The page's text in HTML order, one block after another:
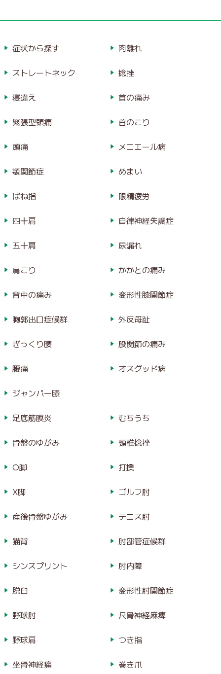
症状から探す
ストレートネック
寝違え
緊張型頭痛
頭痛
顎関節症
ばね指
四十肩
五十肩
肩こり
背中の痛み
胸郭出口症候群
ぎっくり腰
腰痛
ジャンパー膝
肉離れ
捻挫
首の痛み
首のこり
メニエール病
めまい
眼精疲労
自律神経失調症
尿漏れ
かかとの痛み
変形性膝関節症
外反母趾
股関節の痛み
オスグッド病
足底筋膜炎
骨盤のゆがみ
O脚
X脚
産後骨盤ゆがみ
猫背
シンスプリント
脱臼
野球肘
野球肩
坐骨神経痛
むちうち
頸椎捻挫
打撲
ゴルフ肘
テニス肘
肘部管症候群
肘内障
変形性肘関節症
尺骨神経麻痺
つき指
巻き爪